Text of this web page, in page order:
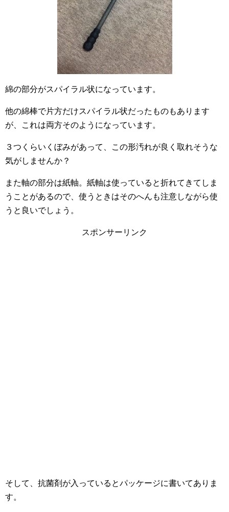
綿の部分がスパイラル状になっています。
他の綿棒で片方だけスパイラル状だったものもあります
が、これは両方そのようになっています。
３つくらいくぼみがあって、この形汚れが良く取れそうな
気がしませんか？
また軸の部分は紙軸。紙軸は使っていると折れてきてしま
うことがあるので、使うときはそのへんも注意しながら使
うと良いでしょう。
スポンサーリンク
そして、抗菌剤が入っているとパッケージに書いてありま
す。